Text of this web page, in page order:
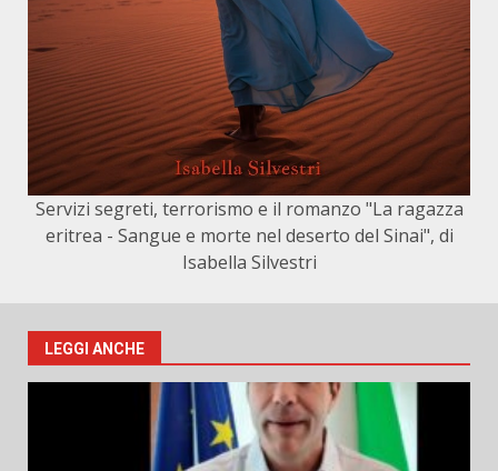
Servizi segreti, terrorismo e il romanzo "La ragazza
eritrea - Sangue e morte nel deserto del Sinai", di
Isabella Silvestri
LEGGI ANCHE